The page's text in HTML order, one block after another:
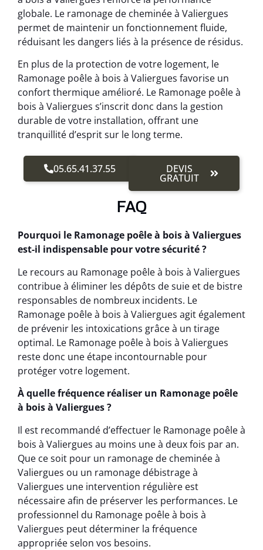
globale. Le ramonage de cheminée à Valiergues
permet de maintenir un fonctionnement fluide,
réduisant les dangers liés à la présence de résidus.
En plus de la protection de votre logement, le
Ramonage poêle à bois à Valiergues favorise un
confort thermique amélioré. Le Ramonage poêle à
bois à Valiergues s’inscrit donc dans la gestion
durable de votre installation, offrant une
tranquillité d’esprit sur le long terme.
05.65.41.37.55 DEVIS
GRATUIT
FAQ
Pourquoi le Ramonage poêle à bois à Valiergues
est-il indispensable pour votre sécurité ?
Le recours au Ramonage poêle à bois à Valiergues
contribue à éliminer les dépôts de suie et de bistre
responsables de nombreux incidents. Le
Ramonage poêle à bois à Valiergues agit également
de prévenir les intoxications grâce à un tirage
optimal. Le Ramonage poêle à bois à Valiergues
reste donc une étape incontournable pour
protéger votre logement.
À quelle fréquence réaliser un Ramonage poêle
à bois à Valiergues ?
Il est recommandé d’effectuer le Ramonage poêle à
bois à Valiergues au moins une à deux fois par an.
Que ce soit pour un ramonage de cheminée à
Valiergues ou un ramonage débistrage à
Valiergues une intervention régulière est
nécessaire afin de préserver les performances. Le
professionnel du Ramonage poêle à bois à
Valiergues peut déterminer la fréquence
appropriée selon vos besoins.